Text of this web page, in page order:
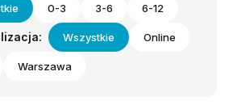
0-3 3-6 6-12
Wszystkie Online
Warszawa